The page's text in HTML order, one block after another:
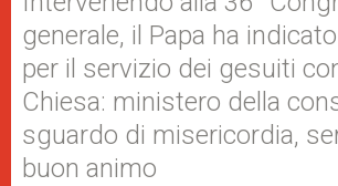
generale, il Papa ha
per il servizio dei gesuiti
Chiesa: ministero della
sguardo di misericordia,
buon animo